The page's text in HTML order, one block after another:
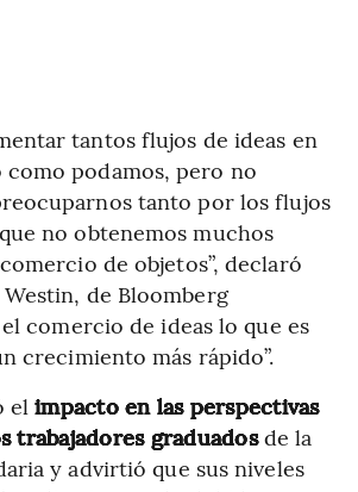
tantos flujos de ideas en
podamos, pero no
tanto por los flujos
no obtenemos muchos
de objetos”, declaró
de Bloomberg
el comercio de ideas lo que es
crecimiento más rápido”.
elimpacto en las perspectivas
trabajadores graduadosde la
y advirtió que sus niveles